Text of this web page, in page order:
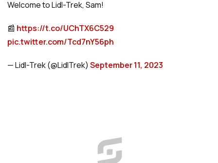
Welcome to Lidl-Trek, Sam!
📰 https://t.co/UChTX6C529
pic.twitter.com/Tcd7nY56ph
— Lidl-Trek (@LidlTrek) September 11, 2023